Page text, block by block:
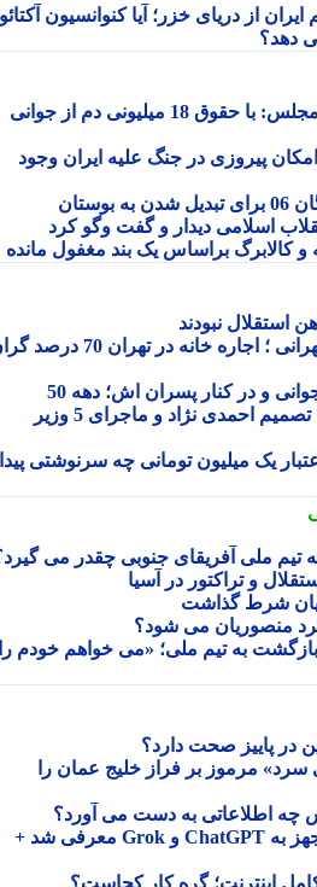
از دریای خزر؛ آیا کنوانسیون آکتائو
عضو کمیسیون اجتماعی مجلس: با حقوق 18 میلیونی دم از جوانی
پیروزی در جنگ علیه ایران وجود
اسلامی دیدار و گفت وگو کرد
براساس یک بند مغفول مانده
نبودند
خبر تلخ برای مستاجران تهرانی ؛ اجاره خانه در تهران 70 درصد گران
در کنار پسران اش؛ دهه 50
مسکن مهر به کجا رسید؟ تصمیم احمدی نژاد و ماجرای 5 وزیر
یک میلیون تومانی چه سرنوشتی پیدا
ملی آفریقای جنوبی چقدر می گیرد؟
و تراکتور در آسیا
شرط گذاشت
می شود؟
به تیم ملی؛ «می خواهم خودم را
پاییز صحت دارد؟
مرموز بر فراز خلیج عمان را
اطلاعاتی به دست می آورد؟
ساعت هوشمند رولمی مجهز به ChatGPT و Grok معرفی شد +